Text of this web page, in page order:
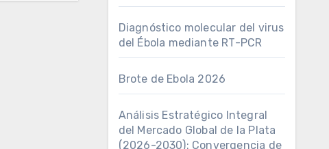
Diagnóstico molecular del virus
del Ébola mediante RT-PCR
Brote de Ebola 2026
Análisis Estratégico Integral
del Mercado Global de la Plata
(2026-2030): Convergencia de